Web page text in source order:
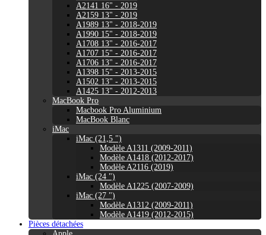
A2141 16" - 2019
A2159 13" - 2019
A1989 13" - 2018-2019
A1990 15" - 2018-2019
A1708 13" - 2016-2017
A1707 15" - 2016-2017
A1706 13" - 2016-2017
A1398 15" - 2013-2015
A1502 13" - 2013-2015
A1425 13" - 2012-2013
MacBook Pro
Macbook Pro Aluminium
MacBook Blanc
iMac
iMac (21,5 ")
Modèle A1311 (2009-2011)
Modèle A1418 (2012-2017)
Modèle A2116 (2019)
iMac (24 ")
Modèle A1225 (2007-2009)
iMac (27 ")
Modèle A1312 (2009-2011)
Modèle A1419 (2012-2015)
Pièces détachées